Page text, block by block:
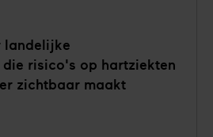
landelijke
risico's op hartziekten
zichtbaar maakt